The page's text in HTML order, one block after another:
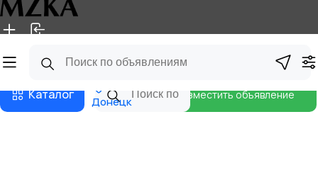
Главная Магазины
Каталог Донецк
Разместить объявление